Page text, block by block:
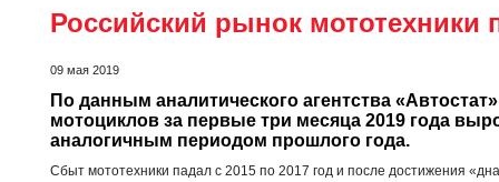
Российский рынок мототехники
09 мая 2019
По данным аналитического агентства
мотоциклов за первые три месяца 2019 года
аналогичным периодом прошлого года.
Сбыт мототехники падал с 2015 по 2017 год и после достижения